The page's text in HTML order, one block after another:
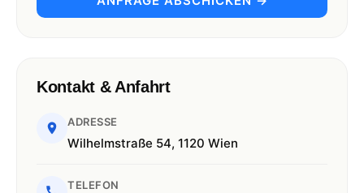
Kontakt & Anfahrt
ADRESSE
Wilhelmstraße 54, 1120 Wien
TELEFON